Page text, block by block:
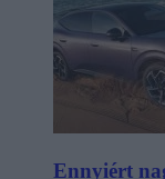
Ennyiért